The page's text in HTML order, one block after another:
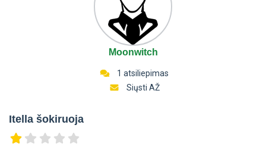
Moonwitch
1 atsiliepimas
Siųsti AŽ
Itella šokiruoja